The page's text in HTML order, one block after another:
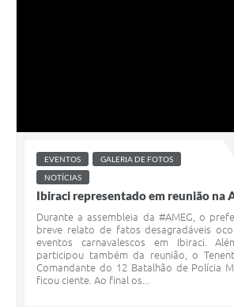
EVENTOS
GALERIA DE FOTOS
NOTÍCIAS
Ibiraci representado em reunião na
Durante a assembleia da #AMEG, o
breve relato de fatos desagradáveis
eventos carnavalescos em Ibiraci.
participou também da reunião, o
Comandante do 12 Batalhão de Polícia
ficou ciente. Ao final os...